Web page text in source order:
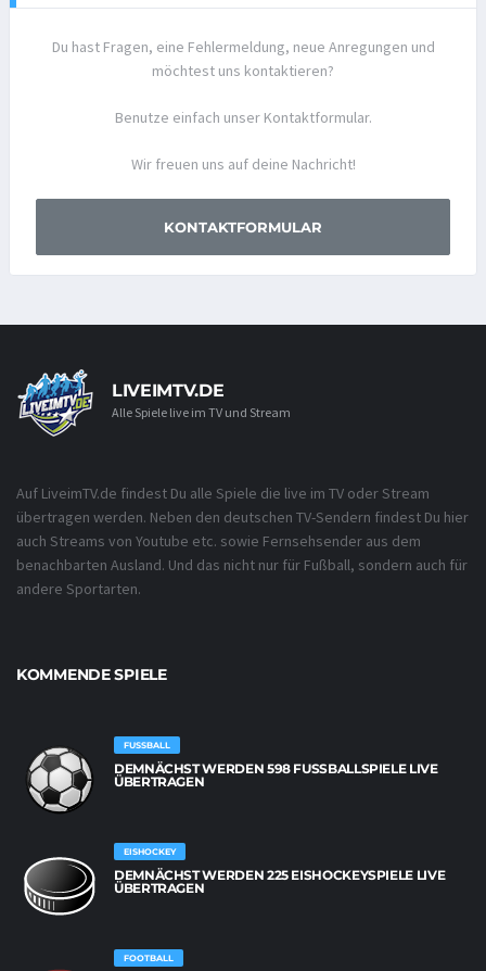
Du hast Fragen, eine Fehlermeldung, neue Anregungen und
möchtest uns kontaktieren?
Benutze einfach unser Kontaktformular.
Wir freuen uns auf deine Nachricht!
KONTAKTFORMULAR
LIVEIMTV.DE
Alle Spiele live im TV und Stream
Auf LiveimTV.de findest Du alle Spiele die live im TV oder Stream
übertragen werden. Neben den deutschen TV-Sendern findest Du hier
auch Streams von Youtube etc. sowie Fernsehsender aus dem
benachbarten Ausland. Und das nicht nur für Fußball, sondern auch für
andere Sportarten.
KOMMENDE SPIELE
FUSSBALL
DEMNÄCHST WERDEN 598 FUSSBALLSPIELE LIVE Ü
BERTRAGEN
EISHOCKEY
DEMNÄCHST WERDEN 225 EISHOCKEYSPIELE LIVE
ÜBERTRAGEN
FOOTBALL